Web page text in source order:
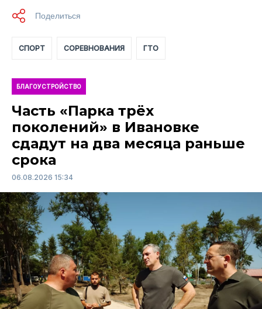
СПОРТ СОРЕВНОВАНИЯ ГТО
БЛАГОУСТРОЙСТВО
Часть «Парка трёх
поколений» в Ивановке
сдадут на два месяца раньше
срока
06.08.2026 15:34